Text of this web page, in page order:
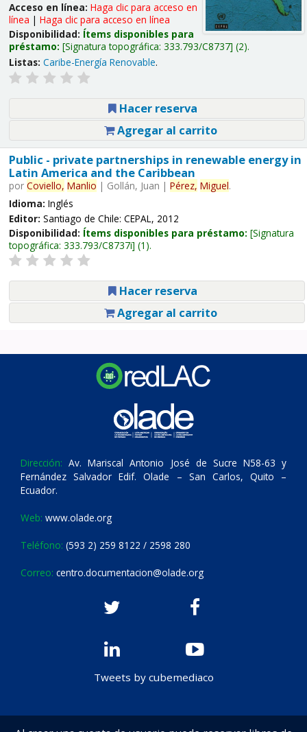
Acceso en línea: Haga clic para acceso en
línea | Haga clic para acceso en línea
Disponibilidad: Ítems disponibles para
préstamo: Signatura topográfica: 333.793/C8737 (2).
Listas: Caribe-Energía Renovable.
Hacer reserva
Agregar al carrito
Public - private partnerships in renewable energy in
Latin America and the Caribbean
por Coviello, Manlio | Gollán, Juan | Pérez, Miguel.
Idioma: Inglés
Editor: Santiago de Chile: CEPAL, 2012
Disponibilidad: Ítems disponibles para préstamo: Signatura
topográfica: 333.793/C8737i (1).
Hacer reserva
Agregar al carrito
Dirección: Av. Mariscal Antonio José de Sucre N58-63 y
Fernández Salvador Edif. Olade – San Carlos, Quito –
Ecuador.
Web: www.olade.org
Teléfono: (593 2) 259 8122 / 2598 280
Correo: centro.documentacion@olade.org
Tweets by cubemediaco